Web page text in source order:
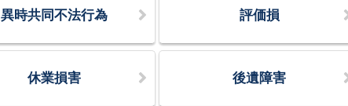
異時共同不法行為 評価損
休業損害 後遺障害